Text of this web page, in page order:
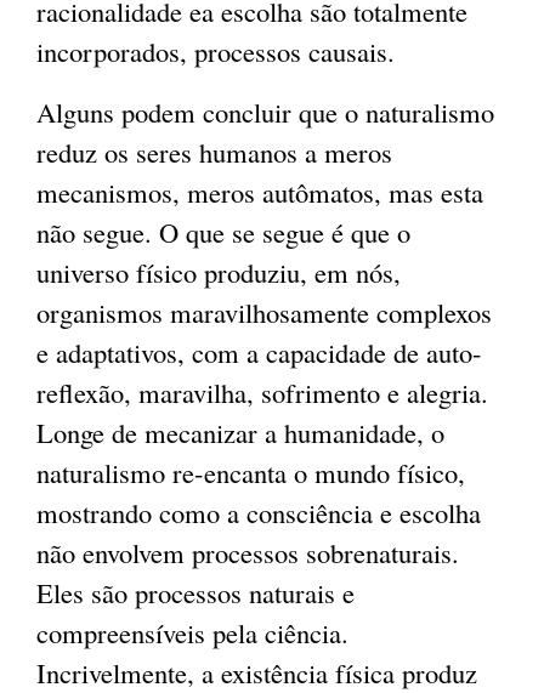
racionalidade ea escolha são totalmente
incorporados, processos causais.
Alguns podem concluir que o naturalismo
reduz os seres humanos a meros
mecanismos, meros autômatos, mas esta
não segue. O que se segue é que o
universo físico produziu, em nós,
organismos maravilhosamente complexos
e adaptativos, com a capacidade de auto-
reflexão, maravilha, sofrimento e alegria.
Longe de mecanizar a humanidade, o
naturalismo re-encanta o mundo físico,
mostrando como a consciência e escolha
não envolvem processos sobrenaturais.
Eles são processos naturais e
compreensíveis pela ciência.
Incrivelmente, a existência física produz